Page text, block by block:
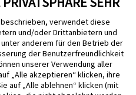
Datenschutzerklärung
verwendet diese
und/oder Drittanbietern und
anderem für den Betrieb der
der Benutzerfreundlichkeit
unserer Verwendung aller
„Alle akzeptieren“ klicken, ihre
auf „Alle ablehnen“ klicken (mit